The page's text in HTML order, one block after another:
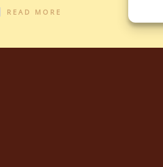
READ MORE